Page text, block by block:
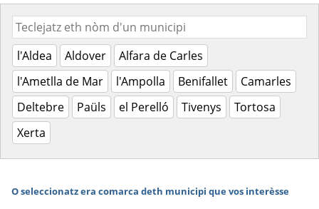
l'Aldea Aldover
Alfara de Carles
l'Ametlla de Mar
l'Ampolla Benifallet
Camarles
Deltebre
Paüls el Perelló Tivenys
Tortosa
Xerta